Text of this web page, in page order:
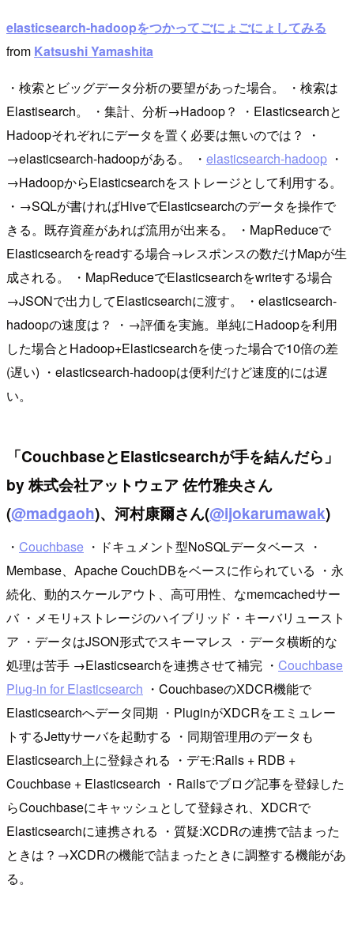
elasticsearch-hadoopをつかってごにょごにょしてみる
from Katsushi Yamashita
・検索とビッグデータ分析の要望があった場合。 ・検索は
Elastisearch。 ・集計、分析→Hadoop？ ・Elasticsearchと
Hadoopそれぞれにデータを置く必要は無いのでは？ ・
→elasticsearch-hadoopがある。 ・ elasticsearch-hadoop ・
→HadoopからElasticsearchをストレージとして利用する。
・→SQLが書ければHiveでElasticsearchのデータを操作で
きる。既存資産があれば流用が出来る。 ・MapReduceで
Elasticsearchをreadする場合→レスポンスの数だけMapが生
成される。 ・MapReduceでElasticsearchをwriteする場合
→JSONで出力してElasticsearchに渡す。 ・elasticsearch-
hadoopの速度は？ ・→評価を実施。単純にHadoopを利用
した場合とHadoop+Elasticsearchを使った場合で10倍の差
(遅い) ・elasticsearch-hadoopは便利だけど速度的には遅
い。
「CouchbaseとElasticsearchが手を結んだら」
by 株式会社アットウェア 佐竹雅央さん
(@madgaoh)、河村康爾さん(@ijokarumawak)
・ Couchbase ・ドキュメント型NoSQLデータベース ・
Membase、Apache CouchDBをベースに作られている ・永
続化、動的スケールアウト、高可用性、なmemcachedサー
バ ・メモリ+ストレージのハイブリッド・キーバリュースト
ア ・データはJSON形式でスキーマレス ・データ横断的な
処理は苦手 →Elasticsearchを連携させて補完 ・ Couchbase
Plug-in for Elasticsearch ・CouchbaseのXDCR機能で
Elasticsearchへデータ同期 ・PluginがXDCRをエミュレー
トするJettyサーバを起動する ・同期管理用のデータも
Elasticsearch上に登録される ・デモ:Rails + RDB +
Couchbase + Elasticsearch ・Railsでブログ記事を登録した
らCouchbaseにキャッシュとして登録され、XDCRで
Elasticsearchに連携される ・質疑:XCDRの連携で詰まった
ときは？→XCDRの機能で詰まったときに調整する機能があ
る。